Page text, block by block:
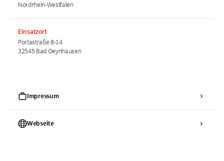
Nordrhein-Westfalen
Einsatzort
Portastraße 8-14
32545 Bad Oeynhausen
Impressum
Webseite